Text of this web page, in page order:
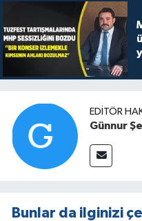
EDITÖR
Günnur
Bunlar da ilginizi